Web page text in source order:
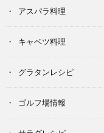
アスパラ料理
キャベツ料理
グラタンレシピ
ゴルフ場情報